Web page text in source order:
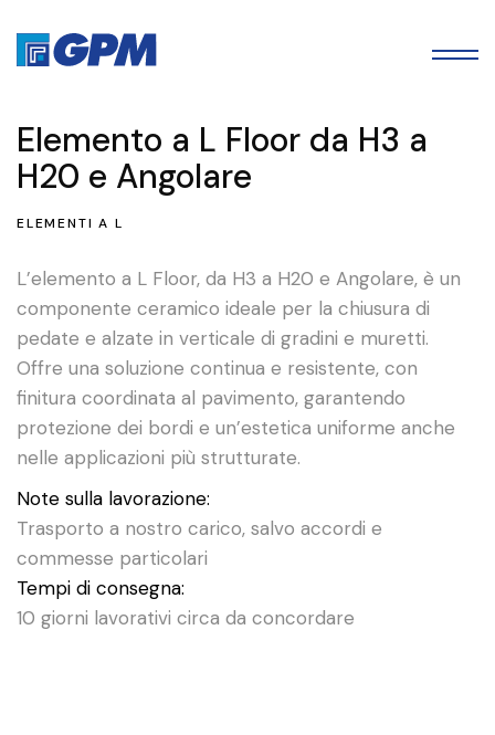
Elemento a L Floor da H3 a
H20 e Angolare
ELEMENTI A L
L’elemento a L Floor, da H3 a H20 e Angolare, è un
componente ceramico ideale per la chiusura di
pedate e alzate in verticale di gradini e muretti.
Offre una soluzione continua e resistente, con
finitura coordinata al pavimento, garantendo
protezione dei bordi e un’estetica uniforme anche
nelle applicazioni più strutturate.
Note sulla lavorazione:
Trasporto a nostro carico, salvo accordi e
commesse particolari
Tempi di consegna:
10 giorni lavorativi circa da concordare